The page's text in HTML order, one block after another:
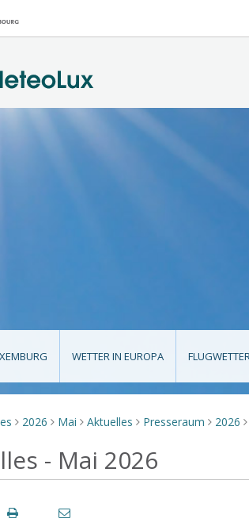
WETTER IN EUROPA
> 2026 > Mai > Aktuelles > Presseraum > 2026 >
- Mai 2026